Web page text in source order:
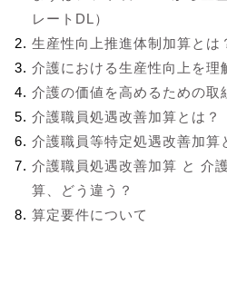
レートDL）
生産性向上推進体制加算とは
介護における生産性向上を理
介護の価値を高めるための取
介護職員処遇改善加算とは？
介護職員等特定処遇改善加算
介護職員処遇改善加算 と 介
算、どう違う？
算定要件について